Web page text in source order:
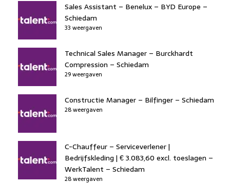
Sales Assistant – Benelux – BYD Europe –
Schiedam
33 weergaven
Technical Sales Manager – Burckhardt
Compression – Schiedam
29 weergaven
Constructie Manager – Bilfinger – Schiedam
28 weergaven
C-Chauffeur – Serviceverlener |
Bedrijfskleding | € 3.083,60 excl. toeslagen –
WerkTalent – Schiedam
28 weergaven